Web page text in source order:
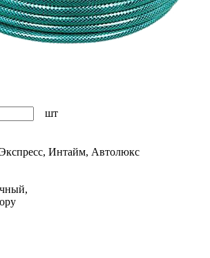
шт
Интайм, Автолюкс